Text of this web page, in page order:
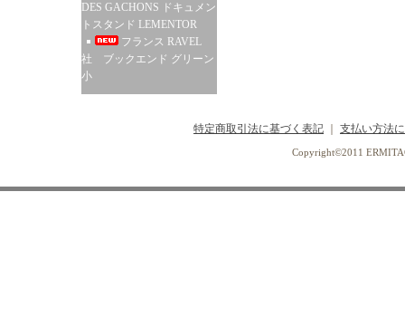
DES GACHONS ドキュメン
トスタンド LEMENTOR
フランス RAVEL
社 ブックエンド グリーン
小
特定商取引法に基づく表記 支払い方法
Copyright©2011